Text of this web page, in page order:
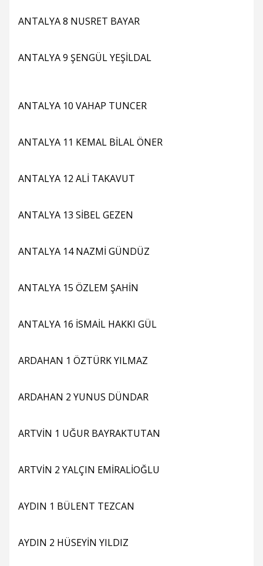
ANTALYA 8 NUSRET BAYAR
ANTALYA 9 ŞENGÜL YEŞİLDAL
ANTALYA 10 VAHAP TUNCER
ANTALYA 11 KEMAL BİLAL ÖNER
ANTALYA 12 ALİ TAKAVUT
ANTALYA 13 SİBEL GEZEN
ANTALYA 14 NAZMİ GÜNDÜZ
ANTALYA 15 ÖZLEM ŞAHİN
ANTALYA 16 İSMAİL HAKKI GÜL
ARDAHAN 1 ÖZTÜRK YILMAZ
ARDAHAN 2 YUNUS DÜNDAR
ARTVİN 1 UĞUR BAYRAKTUTAN
ARTVİN 2 YALÇIN EMİRALİOĞLU
AYDIN 1 BÜLENT TEZCAN
AYDIN 2 HÜSEYİN YILDIZ